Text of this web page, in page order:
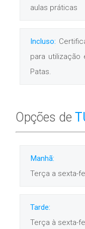
aulas práticas
Incluso:
para utilização
Patas.
Opções de
Manhã:
Terça a sexta-
Tarde:
Terça à sexta-